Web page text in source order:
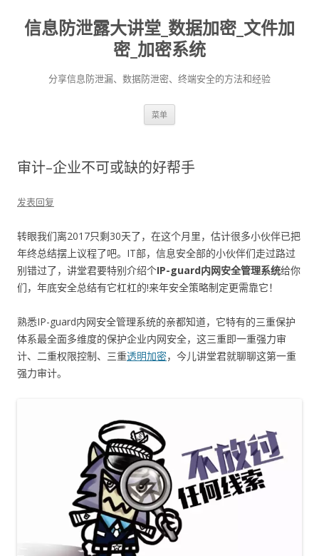
信息防泄露大讲堂_数据加密_文件加
密_加密系统
分享信息防泄漏、数据防泄密、终端安全的方法和经验
菜单
审计–企业不可或缺的好帮手
发表回复
转眼我们离2017只剩30天了，在这个月里，估计很多小伙伴已把
年终总结摆上议程了吧。IT部，信息安全部的小伙伴们走过路过
别错过了，讲堂君要特别介绍个IP-guard内网安全管理系统给你
们，年底安全总结有它杠杠的!来年安全策略制定更需靠它！
熟悉IP-guard内网安全管理系统的亲都知道，它特有的三重保护
体系最全面多维度的保护企业内网安全，这三重即一重强力审
计、二重权限控制、三重透明加密，今儿讲堂君就聊聊这第一重
强力审计。